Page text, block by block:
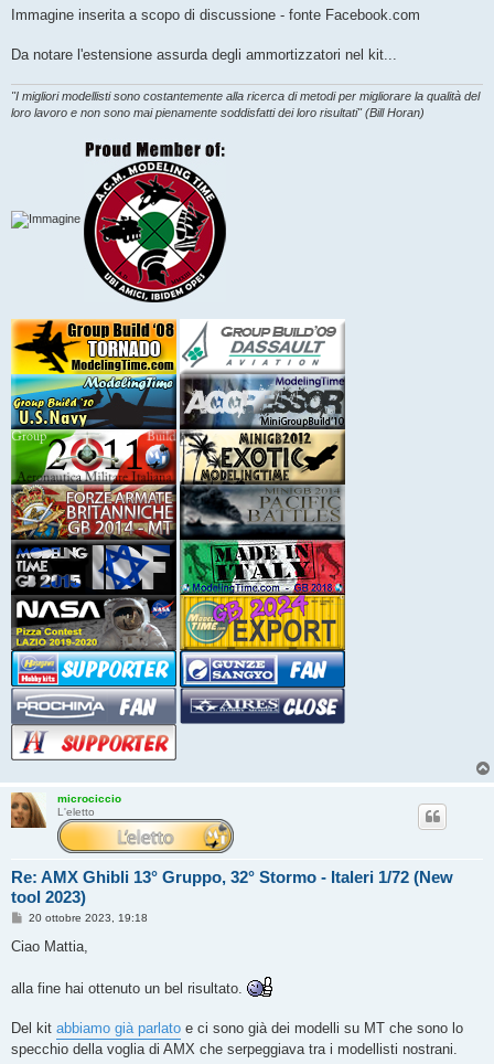
Immagine inserita a scopo di discussione - fonte Facebook.com
Da notare l'estensione assurda degli ammortizzatori nel kit...
"I migliori modellisti sono costantemente alla ricerca di metodi per migliorare la qualità del
loro lavoro e non sono mai pienamente soddisfatti dei loro risultati" (Bill Horan)
microciccio
L'eletto
Re: AMX Ghibli 13° Gruppo, 32° Stormo - Italeri 1/72 (New
tool 2023)
M
s
g
g
o
20 ottobre 2023, 19:18
Ciao Mattia,
alla fine hai ottenuto un bel risultato.
Del kit abbiamo già parlato e ci sono già dei modelli su MT che sono lo
specchio della voglia di AMX che serpeggiava tra i modellisti nostrani.